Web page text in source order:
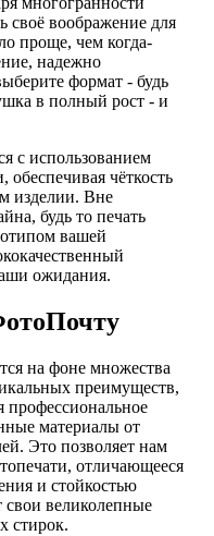
своё воображение для
проще, чем когда-
надежно
формат - будь
в полный рост - и
с использованием
чёткость
изделии. Вне
будь то печать
вашей
ожидания.
на фоне множества
преимуществ,
материалы от
Это позволяет нам
отличающееся
и стойкостью
великолепные
стирок.